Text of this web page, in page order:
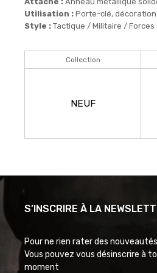
Utilisation : Porte-clé,
Style : Tactique / Militaire / Forces
Collection
NEUF
S’INSCRIRE À LA
Pour ne rien rater des
Vous pouvez vous désinscrire à
moment